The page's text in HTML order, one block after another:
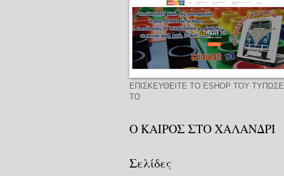
ΕΠΙΣΚΕΥΘΕΙΤΕ ΤΟ ESHOP ΤΟΥ ΤΥΠΩΣΕ
ΤΟ
Ο ΚΑΙΡΟΣ ΣΤΟ ΧΑΛΑΝΔΡΙ
Σελίδες